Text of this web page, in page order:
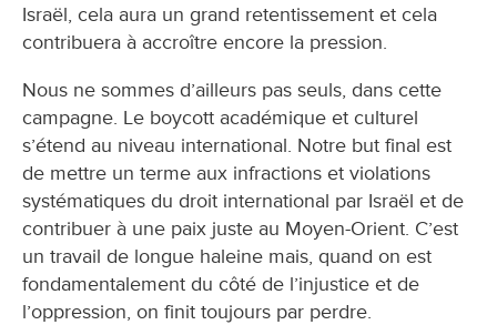
Israël, cela aura un grand retentissement et cela
contribuera à accroître encore la pression.
Nous ne sommes d’ailleurs pas seuls, dans cette
campagne. Le boycott académique et culturel
s’étend au niveau international. Notre but final est
de mettre un terme aux infractions et violations
systématiques du droit international par Israël et de
contribuer à une paix juste au Moyen-Orient. C’est
un travail de longue haleine mais, quand on est
fondamentalement du côté de l’injustice et de
l’oppression, on finit toujours par perdre.